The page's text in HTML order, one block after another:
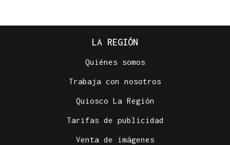
LA REGIÓN
Quiénes somos
Trabaja con nosotros
Quiosco La Región
Tarifas de publicidad
Venta de imágenes